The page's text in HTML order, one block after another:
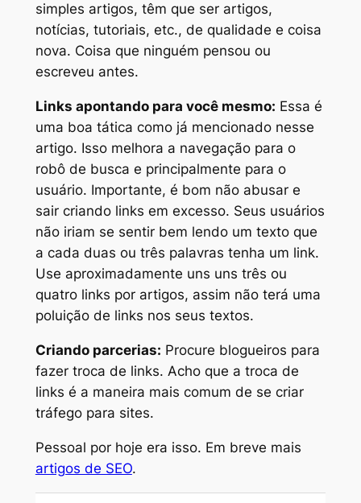
simples artigos, têm que ser artigos,
notícias, tutoriais, etc., de qualidade e coisa
nova. Coisa que ninguém pensou ou
escreveu antes.
Links apontando para você mesmo: Essa é
uma boa tática como já mencionado nesse
artigo. Isso melhora a navegação para o
robô de busca e principalmente para o
usuário. Importante, é bom não abusar e
sair criando links em excesso. Seus usuários
não iriam se sentir bem lendo um texto que
a cada duas ou três palavras tenha um link.
Use aproximadamente uns uns três ou
quatro links por artigos, assim não terá uma
poluição de links nos seus textos.
Criando parcerias: Procure blogueiros para
fazer troca de links. Acho que a troca de
links é a maneira mais comum de se criar
tráfego para sites.
Pessoal por hoje era isso. Em breve mais
artigos de SEO.